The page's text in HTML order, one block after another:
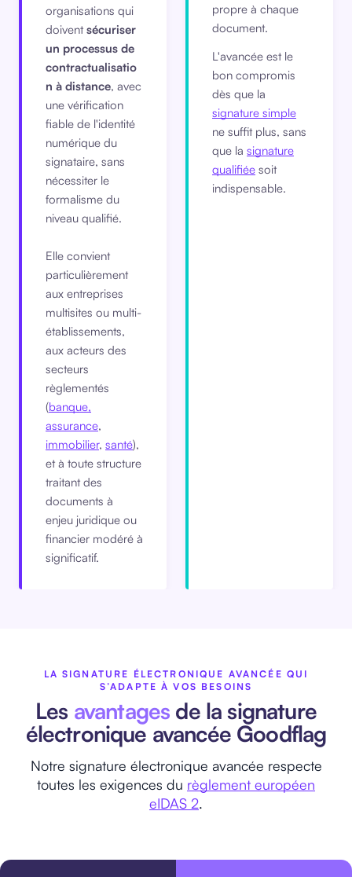
organisations qui
doivent sécuriser
un processus de
contractualisatio
n à distance, avec
une vérification
fiable de l'identité
numérique du
signataire, sans
nécessiter le
formalisme du
niveau qualifié.
Elle convient
particulièrement
aux entreprises
multisites ou multi-
établissements,
aux acteurs des
secteurs
règlementés
(banque,
assurance,
immobilier, santé),
et à toute structure
traitant des
documents à
enjeu juridique ou
financier modéré à
significatif.
propre à chaque
document.
L'avancée est le
bon compromis
dès que la
signature simple
ne suffit plus, sans
que la signature
qualifiée soit
indispensable.
LA SIGNATURE ÉLECTRONIQUE AVANCÉE QUI
S’ADAPTE À VOS BESOINS
Les avantages de la signature
électronique avancée Goodflag
Notre signature électronique avancée respecte
toutes les exigences du règlement européen
eIDAS 2.